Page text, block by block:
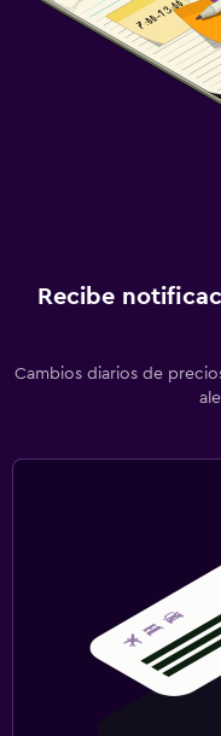
Recibe
Cambios diarios de